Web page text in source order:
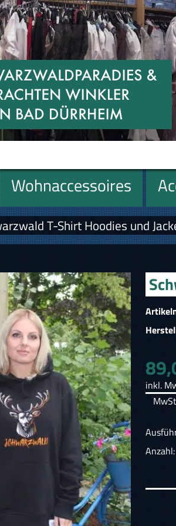
Wohnaccessoires
T-Shirt Hoodies und
inkl.
Anzahl: